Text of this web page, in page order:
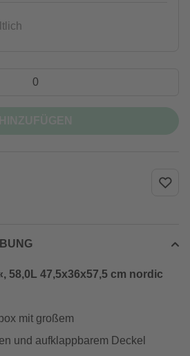
58,0L 47,5x36x57,5 cm nordic
mit großem
und aufklappbarem Deckel